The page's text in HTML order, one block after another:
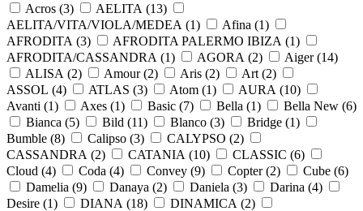
Acros (3) AELITA (13)
AELITA/VITA/VIOLA/MEDEA (1) Afina (1)
AFRODITA (3) AFRODITA PALERMO IBIZA (1)
AFRODITA/CASSANDRA (1) AGORA (2) Aiger (14)
ALISA (2) Amour (2) Aris (2) Art (2)
ASSOL (4) ATLAS (3) Atom (1) AURA (10)
Avanti (1) Axes (1) Basic (7) Bella (1) Bella New (6)
Bianca (5) Bild (11) Blanco (3) Bridge (1)
Bumble (8) Calipso (3) CALYPSO (2)
CASSANDRA (2) CATANIA (10) CLASSIC (6)
Cloud (4) Coda (4) Convey (9) Copter (2) Cube (6)
Damelia (9) Danaya (2) Daniela (3) Darina (4)
Desire (1) DIANA (18) DINAMICA (2)